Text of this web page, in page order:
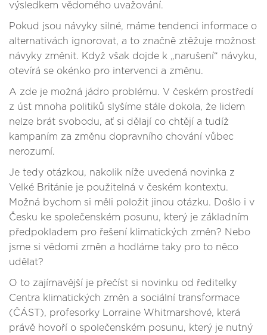
výsledkem vědomého uvažování.
Pokud jsou návyky silné, máme tendenci informace o
alternativách ignorovat, a to značně ztěžuje možnost
návyky změnit. Když však dojde k „narušení“ návyku,
otevírá se okénko pro intervenci a změnu.
A zde je možná jádro problému. V českém prostředí
z úst mnoha politiků slyšíme stále dokola, že lidem
nelze brát svobodu, ať si dělají co chtějí a tudíž
kampaním za změnu dopravního chování vůbec
nerozumí.
Je tedy otázkou, nakolik níže uvedená novinka z
Velké Británie je použitelná v českém kontextu.
Možná bychom si měli položit jinou otázku. Došlo i v
Česku ke společenském posunu, který je základním
předpokladem pro řešení klimatických změn? Nebo
jsme si vědomi změn a hodláme taky pro to něco
udělat?
O to zajímavější je přečíst si novinku od ředitelky
Centra klimatických změn a sociální transformace
(ČÁST), profesorky Lorraine Whitmarshové, která
právě hovoří o společenském posunu, který je nutný